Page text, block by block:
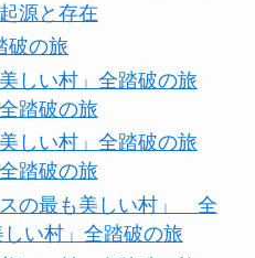
源と存在
破の旅
しい村」全踏破の旅
踏破の旅
しい村」全踏破の旅
踏破の旅
の最も美しい村」 全
い村」全踏破の旅